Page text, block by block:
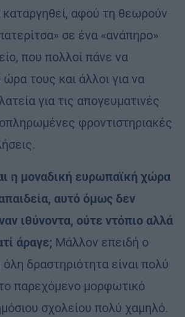
καταργηθεί, αφού τη θεωρούν
σε ένα «ανάπηρο»
που πολλοί πάνε να
τους και άλλοι για να
για τις απογευματινές
φροντιστηριακές
η μοναδική ευρωπαϊκή χώρα
αυτό όμως δεν
ιθύνοντα, ούτε ντόπιο αλλά
άραγε; Μάλλον επειδή ο
δραστηριότητα είναι πολύ
παρεχόμενο μορφωτικό
σχολείου πολύ χαμηλό.